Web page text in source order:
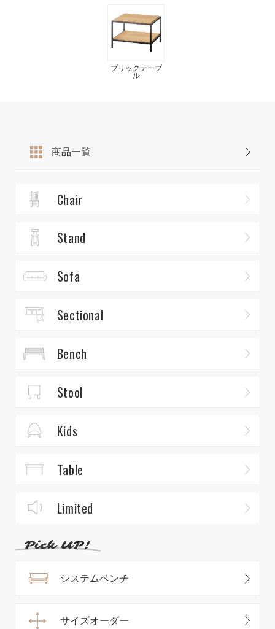
ブリックテーブ
ル
商品一覧
Chair
Stand
Sofa
Sectional
Bench
Stool
Kids
Table
Limited
システムベンチ
サイズオーダー